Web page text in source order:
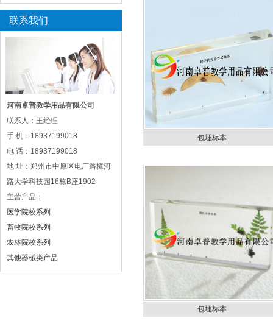
联系我们
河南卓普教学用品有限公司
联系人：王经理
手 机：18937199018
电 话：18937199018
地 址：郑州市中原区电厂路樟河
路大学科技园16栋B座1902
主营产品：
医学院校系列
畜牧院校系列
农林院校系列
其他器械类产品
包埋标本
包埋标本